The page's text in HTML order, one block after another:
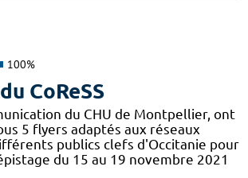
100%
CoReSS
du CHU de Montpellier, ont
5 flyers adaptés aux réseaux
publics clefs d'Occitanie pour
du 15 au 19 novembre 2021